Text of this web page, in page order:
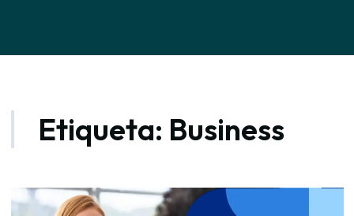
Etiqueta: Business